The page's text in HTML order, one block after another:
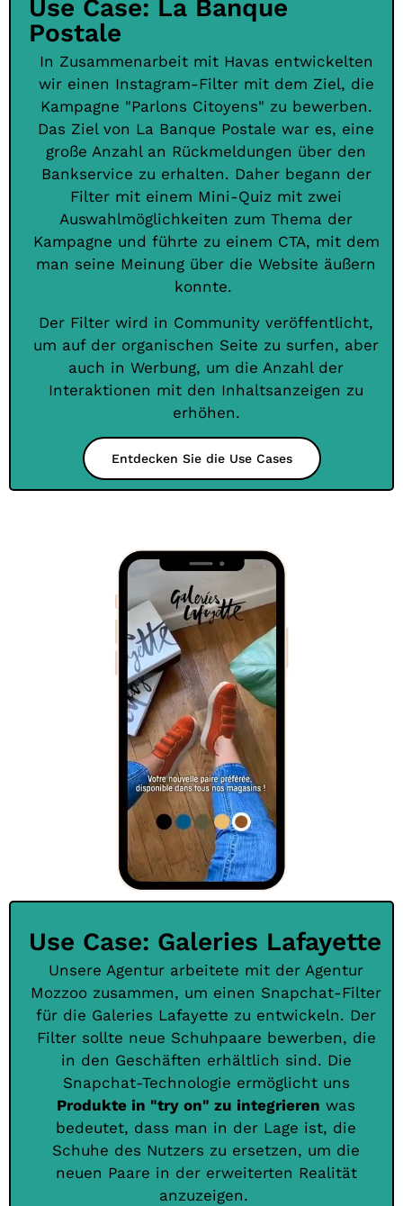
Use Case: La Banque
Postale
In Zusammenarbeit mit Havas entwickelten
wir einen Instagram-Filter mit dem Ziel, die
Kampagne "Parlons Citoyens" zu bewerben.
Das Ziel von La Banque Postale war es, eine
große Anzahl an Rückmeldungen über den
Bankservice zu erhalten. Daher begann der
Filter mit einem Mini-Quiz mit zwei
Auswahlmöglichkeiten zum Thema der
Kampagne und führte zu einem CTA, mit dem
man seine Meinung über die Website äußern
konnte.
Der Filter wird in Community veröffentlicht,
um auf der organischen Seite zu surfen, aber
auch in Werbung, um die Anzahl der
Interaktionen mit den Inhaltsanzeigen zu
erhöhen.
Entdecken Sie die Use Cases
Use Case: Galeries Lafayette
Unsere Agentur arbeitete mit der Agentur
Mozzoo zusammen, um einen Snapchat-Filter
für die Galeries Lafayette zu entwickeln. Der
Filter sollte neue Schuhpaare bewerben, die
in den Geschäften erhältlich sind. Die
Snapchat-Technologie ermöglicht uns
Produkte in "try on" zu integrieren was
bedeutet, dass man in der Lage ist, die
Schuhe des Nutzers zu ersetzen, um die
neuen Paare in der erweiterten Realität
anzuzeigen.